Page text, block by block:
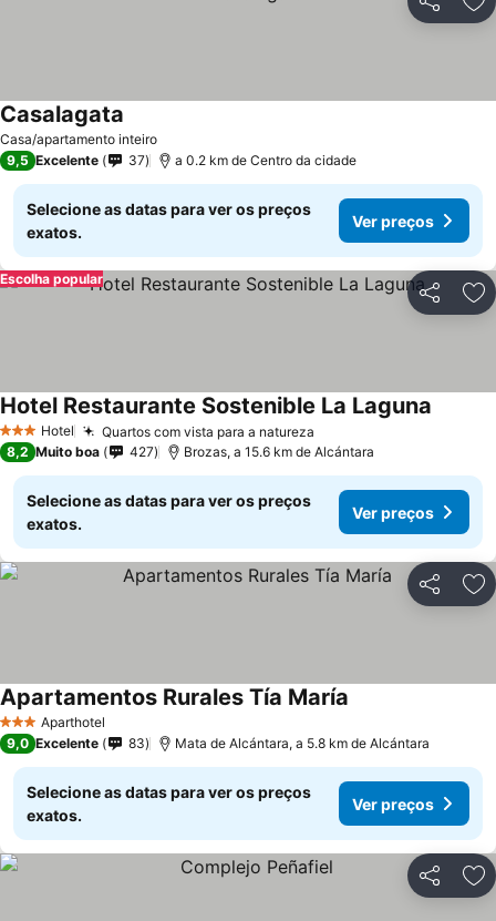
Partilhar
Casa/apartamento inteiro
Casalagata
9,5 Excelente 37 a 0.2 km de Centro da cidade
Selecione as datas para ver os preços
exatos.
Ver preços
Partilhar
Escolha popular
3 EstrelasHotel Quartos com vista para a natureza
Hotel Restaurante Sostenible La Laguna
8,2 Muito boa 427 Brozas, a 15.6 km de Alcántara
Selecione as datas para ver os preços
exatos.
Ver preços
Partilhar
3 EstrelasAparthotel
Apartamentos Rurales Tía María
9,0 Excelente 83 Mata de Alcántara, a 5.8 km de Alcántara
Selecione as datas para ver os preços
exatos.
Ver preços
Partilhar